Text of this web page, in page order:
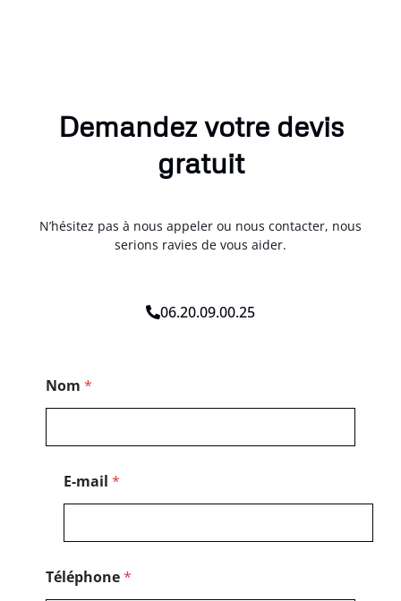
Demandez votre devis
gratuit
N’hésitez pas à nous appeler ou nous contacter, nous
serions ravies de vous aider.
06.20.09.00.25
Nom *
E-mail *
Téléphone*